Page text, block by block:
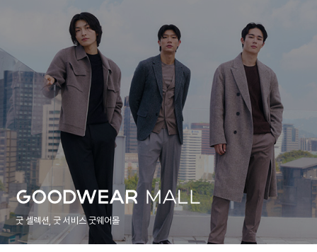
굿 셀렉션, 굿 서비스 굿웨어몰